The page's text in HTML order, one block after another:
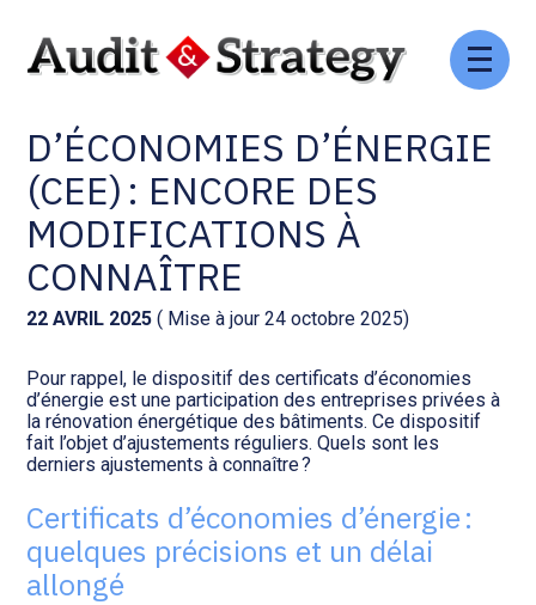
Aller
Comptabilité et conseil
Social et ressources humaines
Assistance juridique
Pilotage d’entreprise
Gestion de patrimoine
Procédures collectives
Transition numérique
Gestion des documents : ISuite
Tenue de votre comptabilité :
ACD
Facturation et pilotage :
EVOLIZ
Facturation et pilotage : MEG
Analyse et tableau de bord :
WAIBI
Gérer vos ressources
humaines : SILAE
D’ÉCONOMIES D’ÉNERGIE
(CEE) : ENCORE DES
MODIFICATIONS À
CONNAÎTRE
22 AVRIL 2025 ( Mise à jour 24 octobre 2025)
Pour rappel, le dispositif des certificats d’économies
d’énergie est une participation des entreprises privées à
la rénovation énergétique des bâtiments. Ce dispositif
fait l’objet d’ajustements réguliers. Quels sont les
derniers ajustements à connaître ?
Certificats d’économies d’énergie :
quelques précisions et un délai
allongé